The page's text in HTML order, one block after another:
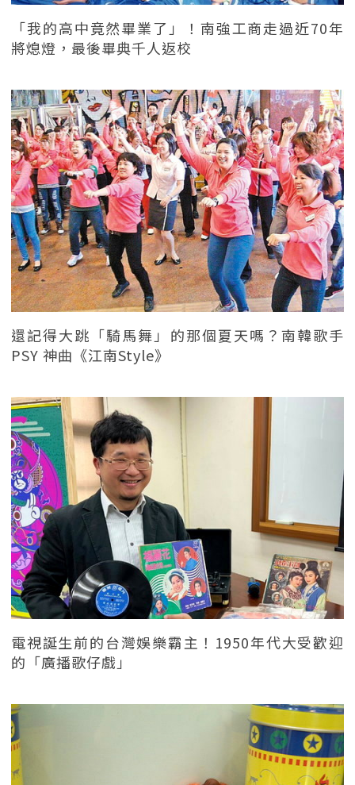
「我的高中竟然畢業了」！南強工商走過近70年
將熄燈，最後畢典千人返校
還記得大跳「騎馬舞」的那個夏天嗎？南韓歌手
PSY 神曲《江南Style》
電視誕生前的台灣娛樂霸主！1950年代大受歡迎
的「廣播歌仔戲」